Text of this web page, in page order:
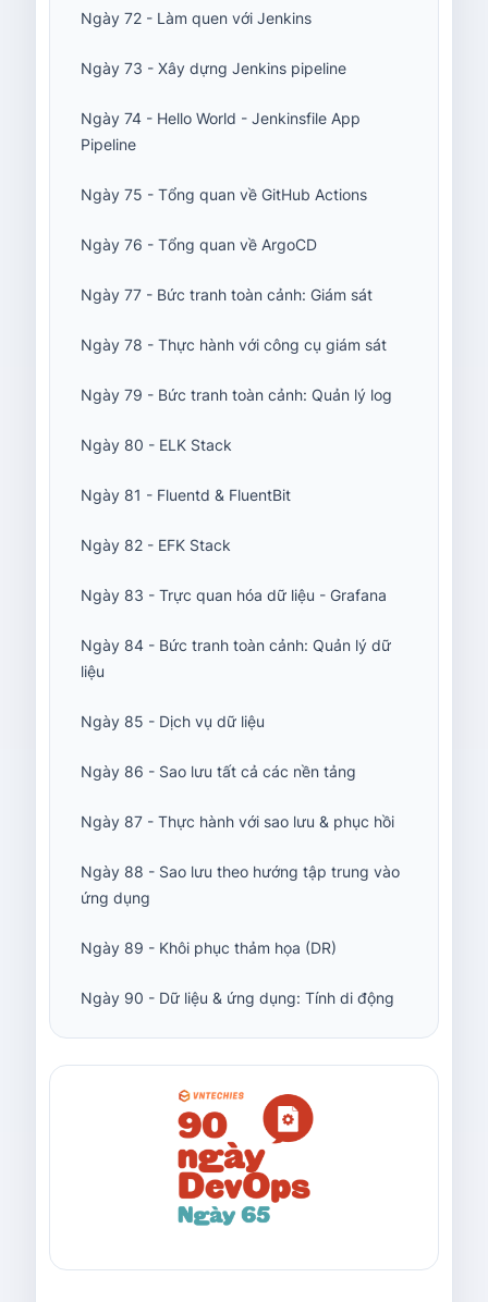
Ngày 72 - Làm quen với Jenkins
Ngày 73 - Xây dựng Jenkins pipeline
Ngày 74 - Hello World - Jenkinsfile App
Pipeline
Ngày 75 - Tổng quan về GitHub Actions
Ngày 76 - Tổng quan về ArgoCD
Ngày 77 - Bức tranh toàn cảnh: Giám sát
Ngày 78 - Thực hành với công cụ giám sát
Ngày 79 - Bức tranh toàn cảnh: Quản lý log
Ngày 80 - ELK Stack
Ngày 81 - Fluentd & FluentBit
Ngày 82 - EFK Stack
Ngày 83 - Trực quan hóa dữ liệu - Grafana
Ngày 84 - Bức tranh toàn cảnh: Quản lý dữ
liệu
Ngày 85 - Dịch vụ dữ liệu
Ngày 86 - Sao lưu tất cả các nền tảng
Ngày 87 - Thực hành với sao lưu & phục hồi
Ngày 88 - Sao lưu theo hướng tập trung vào
ứng dụng
Ngày 89 - Khôi phục thảm họa (DR)
Ngày 90 - Dữ liệu & ứng dụng: Tính di động